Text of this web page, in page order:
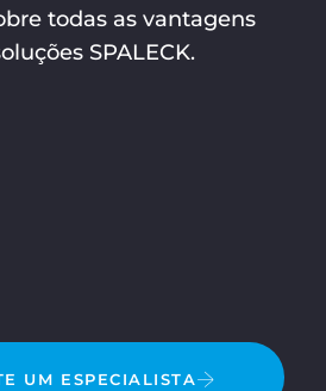
todas as vantagens
SPALECK.
UM ESPECIALISTA